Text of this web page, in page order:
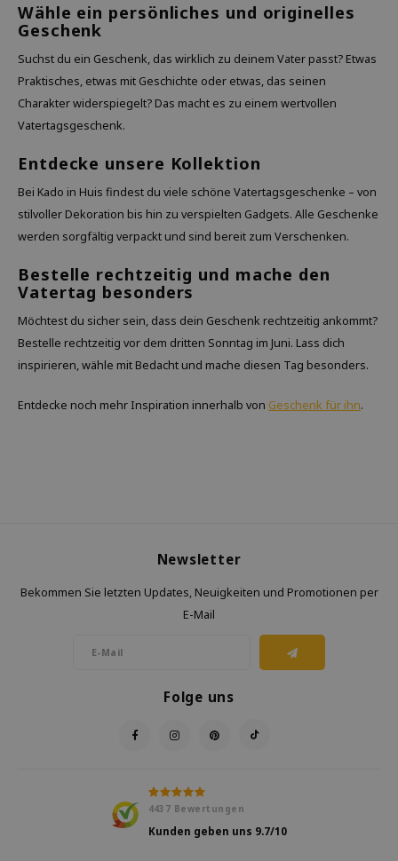
Wähle ein persönliches und originelles
Geschenk
Suchst du ein Geschenk, das wirklich zu deinem Vater passt? Etwas
Praktisches, etwas mit Geschichte oder etwas, das seinen
Charakter widerspiegelt? Das macht es zu einem wertvollen
Vatertagsgeschenk.
Entdecke unsere Kollektion
Bei Kado in Huis findest du viele schöne Vatertagsgeschenke – von
stilvoller Dekoration bis hin zu verspielten Gadgets. Alle Geschenke
werden sorgfältig verpackt und sind bereit zum Verschenken.
Bestelle rechtzeitig und mache den
Vatertag besonders
Möchtest du sicher sein, dass dein Geschenk rechtzeitig ankommt?
Bestelle rechtzeitig vor dem dritten Sonntag im Juni. Lass dich
inspirieren, wähle mit Bedacht und mache diesen Tag besonders.
Entdecke noch mehr Inspiration innerhalb von Geschenk für ihn.
Newsletter
Bekommen Sie letzten Updates, Neuigkeiten und Promotionen per
E-Mail
Folge uns
4437 Bewertungen
Kunden geben uns 9.7/10